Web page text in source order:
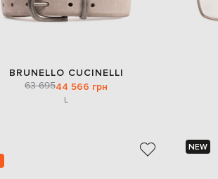
BRUNELLO CUCINELLI
63 69544 566 грн
L
NEW